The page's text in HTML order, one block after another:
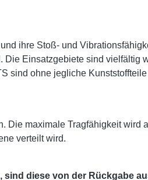
ihre Stoß- und
Einsatzgebiete sind vielfältig
sind ohne jegliche
maximale Tragfähigkeit
verteilt wird.
diese von der Rückgabe